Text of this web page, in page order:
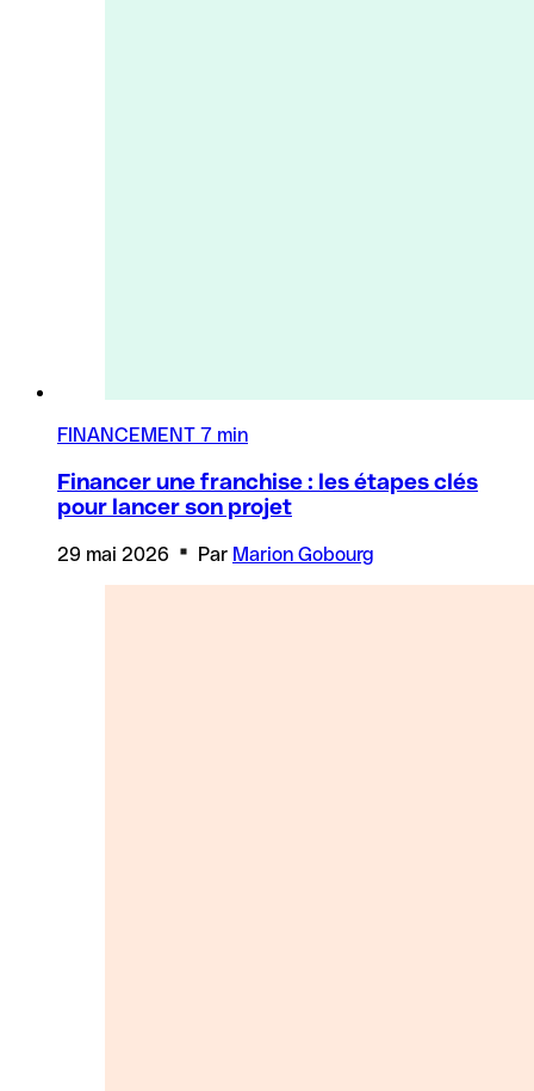
FINANCEMENT 7 min
Financer une franchise : les étapes clés
pour lancer son projet
29 mai 2026 Par Marion Gobourg